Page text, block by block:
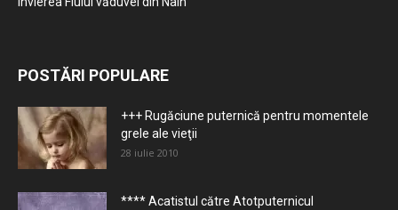
POSTĂRI POPULARE
+++ Rugăciune puternică pentru momentele
grele ale vieţii
28 iulie 2010
**** Acatistul către Atotputernicul